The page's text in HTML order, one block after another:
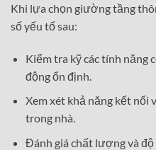
Khi lựa chọn giường tầng
số yếu tố sau:
Kiểm tra kỹ các tính năng
động ổn định.
Xem xét khả năng kết nối
trong nhà.
Đánh giá chất lượng và độ